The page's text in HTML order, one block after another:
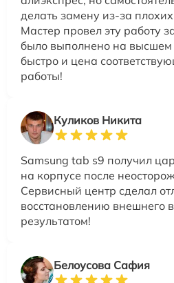
делать замену из-за
Мастер провел эту работу
было выполнено на высшем
быстро и цена
работы!
Куликов Никита
Samsung tab s9 получил
на корпусе после
Сервисный центр сделал
восстановлению внешнего
результатом!
Белоусова Сафия